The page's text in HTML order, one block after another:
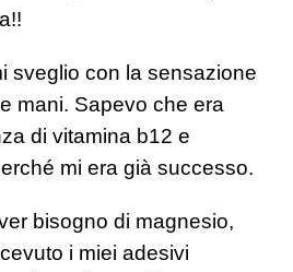
sveglio con la sensazione
mani. Sapevo che era
di vitamina b12 e
mi era già successo.
bisogno di magnesio,
i miei adesivi